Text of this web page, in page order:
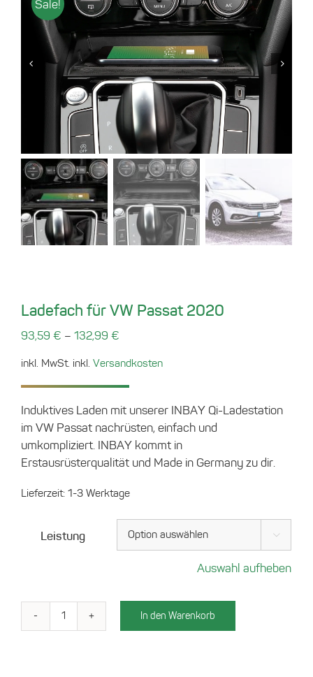
Sale!
Ladefach für VW Passat 2020
93,59 € – 132,99 €
inkl. MwSt. inkl. Versandkosten
Induktives Laden mit unserer INBAY Qi-Ladestation
im VW Passat nachrüsten, einfach und
umkompliziert. INBAY kommt in
Erstausrüsterqualität und Made in Germany zu dir.
Lieferzeit: 1-3 Werktage
Leistung 
Auswahl aufheben
Ladefach
In den Warenkorb